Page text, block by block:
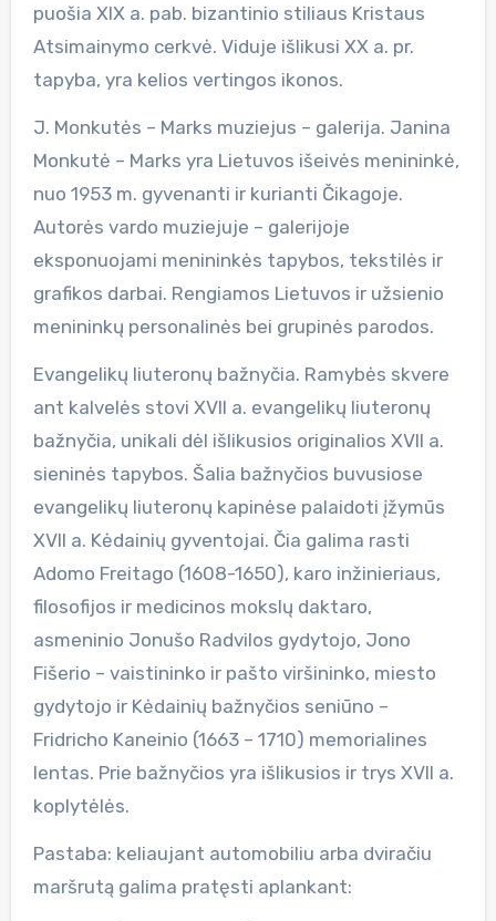
puošia XIX a. pab. bizantinio stiliaus Kristaus
Atsimainymo cerkvė. Viduje išlikusi XX a. pr.
tapyba, yra kelios vertingos ikonos.
J. Monkutės – Marks muziejus – galerija. Janina
Monkutė – Marks yra Lietuvos išeivės menininkė,
nuo 1953 m. gyvenanti ir kurianti Čikagoje.
Autorės vardo muziejuje – galerijoje
eksponuojami menininkės tapybos, tekstilės ir
grafikos darbai. Rengiamos Lietuvos ir užsienio
menininkų personalinės bei grupinės parodos.
Evangelikų liuteronų bažnyčia. Ramybės skvere
ant kalvelės stovi XVII a. evangelikų liuteronų
bažnyčia, unikali dėl išlikusios originalios XVII a.
sieninės tapybos. Šalia bažnyčios buvusiose
evangelikų liuteronų kapinėse palaidoti įžymūs
XVII a. Kėdainių gyventojai. Čia galima rasti
Adomo Freitago (1608-1650), karo inžinieriaus,
filosofijos ir medicinos mokslų daktaro,
asmeninio Jonušo Radvilos gydytojo, Jono
Fišerio – vaistininko ir pašto viršininko, miesto
gydytojo ir Kėdainių bažnyčios seniūno –
Fridricho Kaneinio (1663 – 1710) memorialines
lentas. Prie bažnyčios yra išlikusios ir trys XVII a.
koplytėlės.
Pastaba: keliaujant automobiliu arba dviračiu
maršrutą galima pratęsti aplankant: